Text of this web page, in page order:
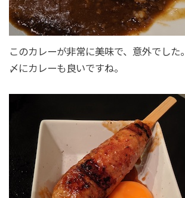
このカレーが非常に美味で、意外でした。
〆にカレーも良いですね。